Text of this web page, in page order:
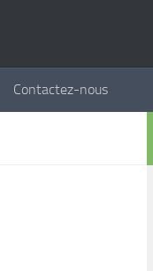
Contactez-nous